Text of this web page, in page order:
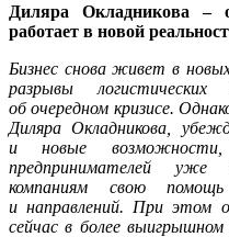
Диляра Окладникова –
работает в новой
Бизнес снова живет в
разрывы
об очередном кризисе.
Диляра Окладникова,
и новые
предпринимателей
компаниям свою
и направлений. При этом
сейчас в более